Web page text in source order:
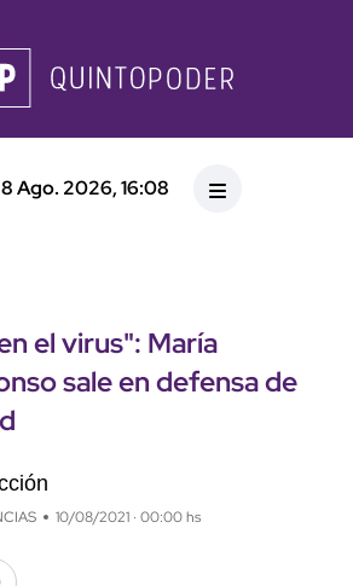
8 Ago. 2026, 16:08
el virus": María
sale en defensa de
10/08/2021 · 00:00 hs